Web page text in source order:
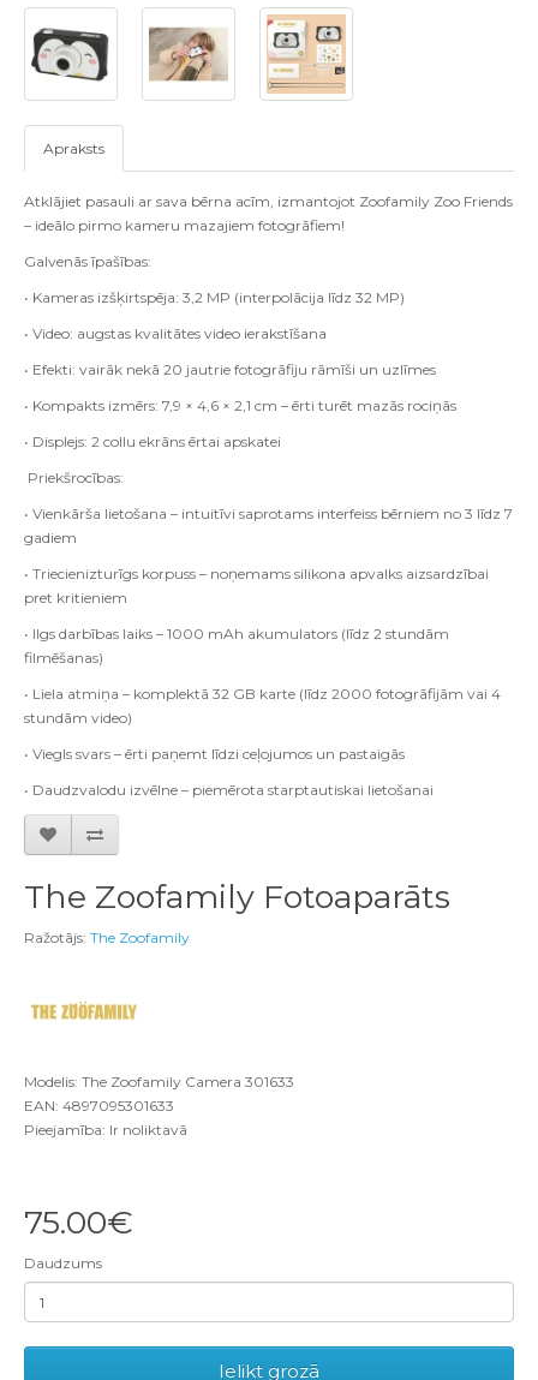
Apraksts
Atklājiet pasauli ar sava bērna acīm, izmantojot Zoofamily Zoo Friends
– ideālo pirmo kameru mazajiem fotogrāfiem!
Galvenās īpašības:
• Kameras izšķirtspēja: 3,2 MP (interpolācija līdz 32 MP)
• Video: augstas kvalitātes video ierakstīšana
• Efekti: vairāk nekā 20 jautrie fotogrāfiju rāmīši un uzlīmes
• Kompakts izmērs: 7,9 × 4,6 × 2,1 cm – ērti turēt mazās rociņās
• Displejs: 2 collu ekrāns ērtai apskatei
Priekšrocības:
• Vienkārša lietošana – intuitīvi saprotams interfeiss bērniem no 3 līdz 7
gadiem
• Triecienizturīgs korpuss – noņemams silikona apvalks aizsardzībai
pret kritieniem
• Ilgs darbības laiks – 1000 mAh akumulators (līdz 2 stundām
filmēšanas)
• Liela atmiņa – komplektā 32 GB karte (līdz 2000 fotogrāfijām vai 4
stundām video)
• Viegls svars – ērti paņemt līdzi ceļojumos un pastaigās
• Daudzvalodu izvēlne – piemērota starptautiskai lietošanai
The Zoofamily Fotoaparāts
Ražotājs: The Zoofamily
Modelis: The Zoofamily Camera 301633
EAN: 4897095301633
Pieejamība: Ir noliktavā
75.00€
Daudzums
Ielikt grozā